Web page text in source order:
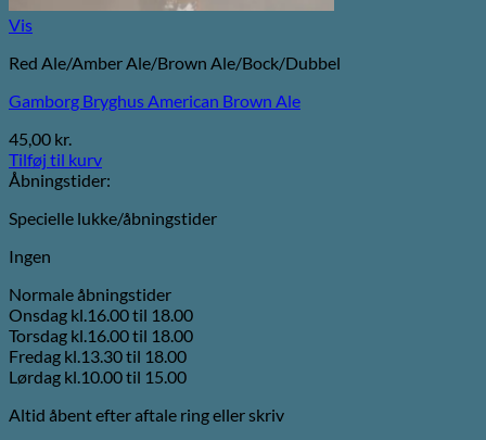
Vis
Red Ale/Amber Ale/Brown Ale/Bock/Dubbel
Gamborg Bryghus American Brown Ale
45,00 kr.
Tilføj til kurv
Åbningstider:
Specielle lukke/åbningstider
Ingen
Normale åbningstider
Onsdag kl.16.00 til 18.00
Torsdag kl.16.00 til 18.00
Fredag kl.13.30 til 18.00
Lørdag kl.10.00 til 15.00
Altid åbent efter aftale ring eller skriv